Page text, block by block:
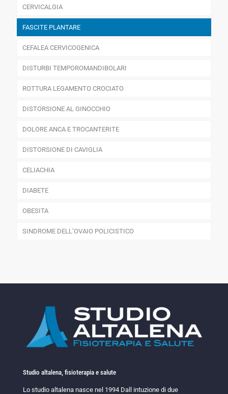
CERVICALGIA
FASCITE PLANTARE
CEFALEA CERVICOGENICA
DISTURBI TEMPOROMANDIBOLARI
ROTTURA LEGAMENTO CROCIATO
DISTORSIONE AL GINOCCHIO
DOLORE ANCA E TROCANTERITE
DISTORSIONE DI CAVIGLIA
CELIACHIA
DIABETE
OBESITA
SINDROME DELL’OVAIO POLICISTICO
Studio altalena, fisioterapia e salute
Lo studio altalena nasce nel 1994 Dall intuzione di due